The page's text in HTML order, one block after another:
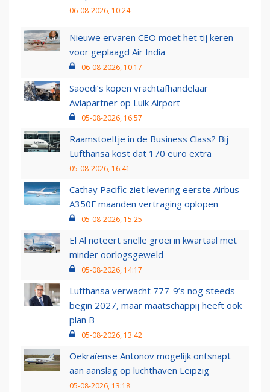
06-08-2026, 10:24
Nieuwe ervaren CEO moet het tij keren
voor geplaagd Air India
06-08-2026, 10:17
Saoedi’s kopen vrachtafhandelaar
Aviapartner op Luik Airport
05-08-2026, 16:57
Raamstoeltje in de Business Class? Bij
Lufthansa kost dat 170 euro extra
05-08-2026, 16:41
Cathay Pacific ziet levering eerste Airbus
A350F maanden vertraging oplopen
05-08-2026, 15:25
El Al noteert snelle groei in kwartaal met
minder oorlogsgeweld
05-08-2026, 14:17
Lufthansa verwacht 777-9’s nog steeds
begin 2027, maar maatschappij heeft ook
plan B
05-08-2026, 13:42
Oekraïense Antonov mogelijk ontsnapt
aan aanslag op luchthaven Leipzig
05-08-2026, 13:18